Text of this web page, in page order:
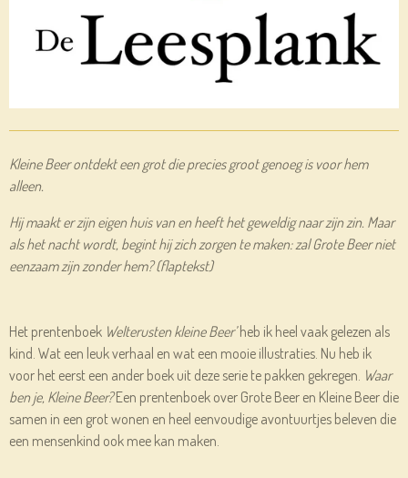
Kleine Beer ontdekt een grot die precies groot genoeg is voor hem
alleen.
Hij maakt er zijn eigen huis van en heeft het geweldig naar zijn zin. Maar
als het nacht wordt, begint hij zich zorgen te maken: zal Grote Beer niet
eenzaam zijn zonder hem? (flaptekst)
Het prentenboek Welterusten kleine Beer’heb ik heel vaak gelezen als
kind. Wat een leuk verhaal en wat een mooie illustraties. Nu heb ik
voor het eerst een ander boek uit deze serie te pakken gekregen. Waar
ben je, Kleine Beer?Een prentenboek over Grote Beer en Kleine Beer die
samen in een grot wonen en heel eenvoudige avontuurtjes beleven die
een mensenkind ook mee kan maken.